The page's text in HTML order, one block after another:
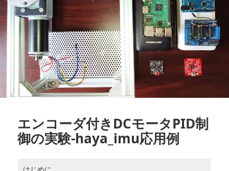
エンコーダ付きDCモータPID制
御の実験-haya_imu応用例